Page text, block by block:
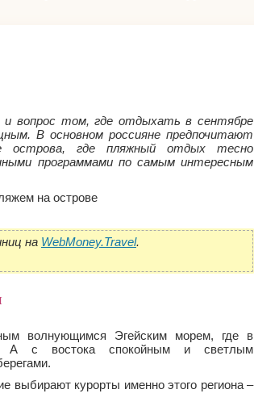
и вопрос том, где отдыхать в сентябре
В основном россияне предпочитают
острова, где пляжный отдых тесно
программами по самым интересным
на WebMoney.Travel.
волнующимся Эгейским морем, где в
А с востока спокойным и светлым
выбирают курорты именно этого региона –